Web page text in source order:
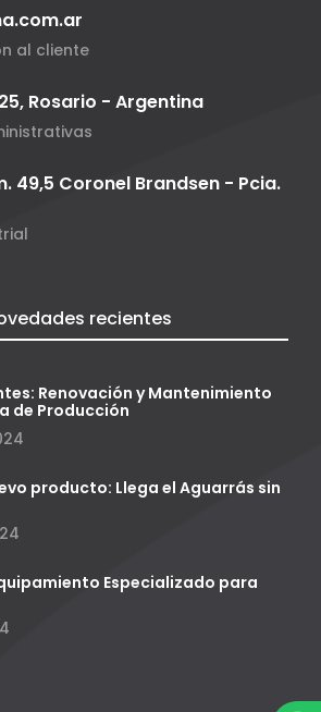
al cliente
Rosario - Argentina
49,5 Coronel Brandsen - Pcia.
recientes
Renovación y Mantenimiento
de Producción
producto: Llega el Aguarrás sin
Especializado para